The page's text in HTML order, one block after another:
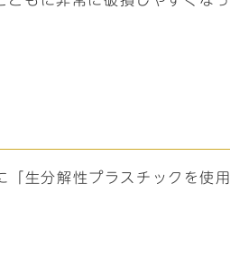
生分解性プラスチックを使